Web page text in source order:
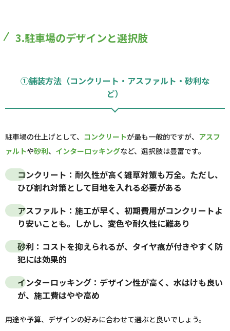
3.駐車場のデザインと選択肢
①舗装方法（コンクリート・アスファルト・砂利な
ど）
駐車場の仕上げとして、 コンクリートが最も一般的ですが、 アスフ
ァルトや砂利、 インターロッキングなど、選択肢は豊富です。
コンクリート ：耐久性が高く雑草対策も万全。ただし、
ひび割れ対策として目地を入れる必要がある
アスファルト ：施工が早く、初期費用がコンクリートよ
り安いことも。しかし、変色や耐久性に難あり
砂利 ：コストを抑えられるが、タイヤ痕が付きやすく防
犯には効果的
インターロッキング ：デザイン性が高く、水はけも良い
が、施工費はやや高め
用途や予算、デザインの好みに合わせて選ぶと良いでしょう。